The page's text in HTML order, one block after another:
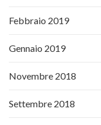
Febbraio 2019
Gennaio 2019
Novembre 2018
Settembre 2018